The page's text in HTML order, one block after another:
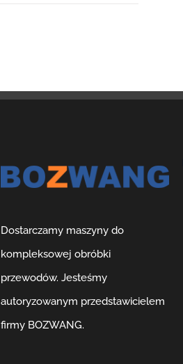
Dostarczamy maszyny do
kompleksowej obróbki
przewodów. Jesteśmy
autoryzowanym przedstawicielem
firmy BOZWANG.